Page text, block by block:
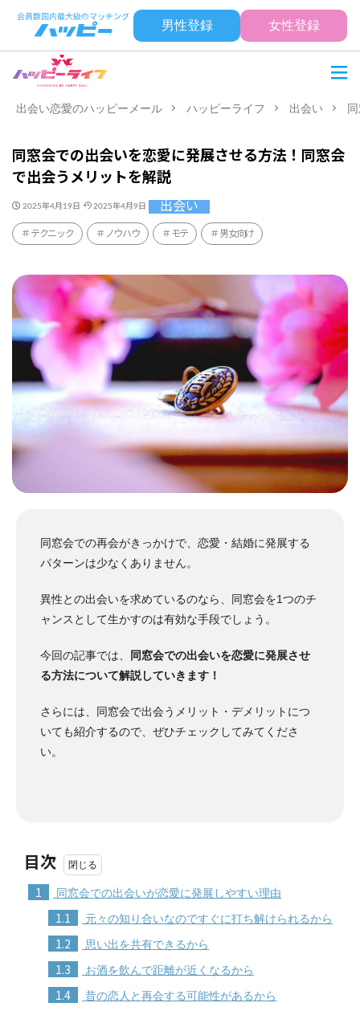
男性登録 女性登録
出会い恋愛のハッピーメール ハッピーライフ 出会い
同窓会での出会いを恋愛に発展させる方法！同窓会
で出会うメリットを解説
2025年4月19日 2025年4月9日 出会い
テクニック ノウハウ モテ 男女向け
同窓会での再会がきっかけで、恋愛・結婚に発展する
パターンは少なくありません。
異性との出会いを求めているのなら、同窓会を1つのチ
ャンスとして生かすのは有効な手段でしょう。
今回の記事では、
同窓会での出会いを恋愛に発展させ
る方法について解説していきます！
さらには、同窓会で出会うメリット・デメリットにつ
いても紹介するので、ぜひチェックしてみてくださ
い。
目次
1 同窓会での出会いが恋愛に発展しやすい理由
1.1 元々の知り合いなのですぐに打ち解けられるから
1.2 思い出を共有できるから
1.3 お酒を飲んで距離が近くなるから
1.4 昔の恋人と再会する可能性があるから